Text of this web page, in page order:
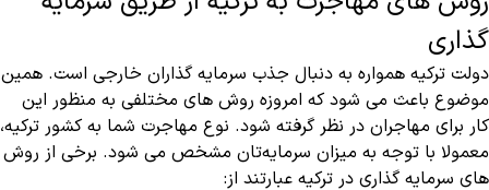
گذاری
دولت ترکیه همواره به دنبال جذب سرمایه گذاران خارجی است. همین
موضوع باعث می شود که امروزه روش های مختلفی به منظور این
کار برای مهاجران در نظر گرفته شود. نوع مهاجرت شما به کشور ترکیه،
معمولا با توجه به میزان سرمایه‌‌تان مشخص می شود. برخی از روش
های سرمایه گذاری در ترکیه عبارتند از: